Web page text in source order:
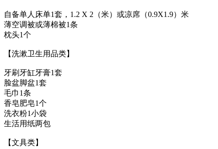
自备单人床单1套，1.2 X 2（米）或凉席（0.9X1.9）米
薄空调被或薄棉被1条
枕头1个
【洗漱卫生用品类】
牙刷牙缸牙膏1套
脸盆脚盆1套
毛巾1条
香皂肥皂1个
洗衣粉1小袋
生活用纸两包
【文具类】